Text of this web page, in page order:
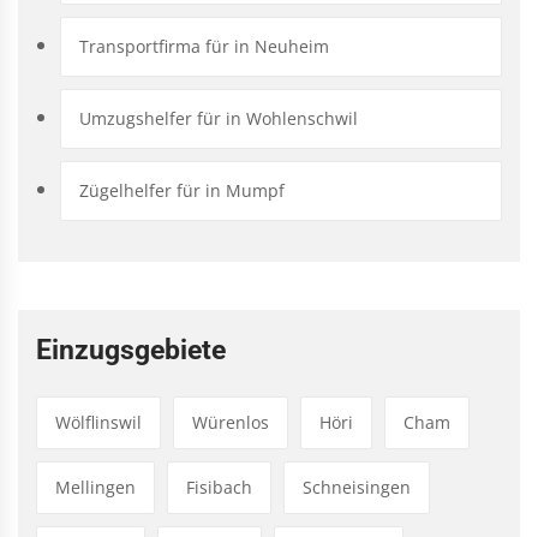
Transportfirma für in Neuheim
Umzugshelfer für in Wohlenschwil
Zügelhelfer für in Mumpf
Einzugsgebiete
Wölflinswil Würenlos Höri Cham
Mellingen Fisibach Schneisingen